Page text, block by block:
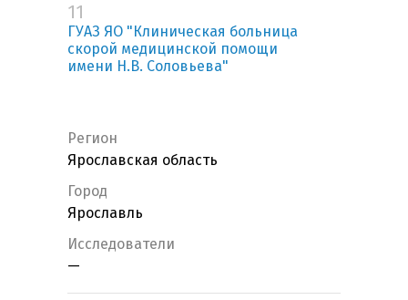
11
ГУАЗ ЯО "Клиническая больница
скорой медицинской помощи
имени Н.В. Соловьева"
Регион
Ярославская область
Город
Ярославль
Исследователи
—